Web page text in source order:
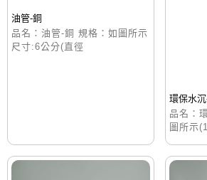
油管-銅
品名：油管-銅 規格：如圖所示
尺寸:6公分(直徑
環保水
品名：
圖所示